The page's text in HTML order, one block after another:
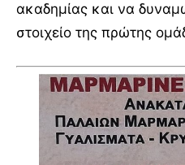
ακαδημίας και να
στοιχείο της πρώτης